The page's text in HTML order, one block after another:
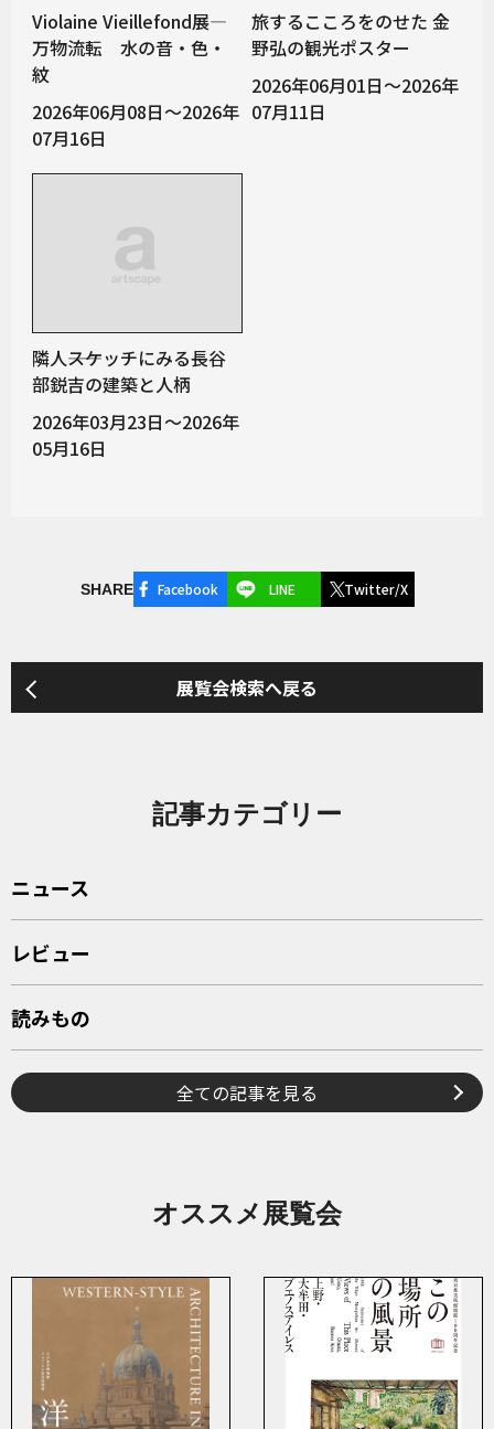
Violaine Vieillefond展―
万物流転 水の音・色・
紋
2026年06月08日～2026年
07月16日
旅するこころをのせた 金
野弘の観光ポスター
2026年06月01日～2026年
07月11日
隣人――スケッチにみる長谷
部鋭吉の建築と人柄
2026年03月23日～2026年
05月16日
SHARE Facebook LINE Twitter/X
展覧会検索へ戻る
記事カテゴリー
ニュース
レビュー
読みもの
全ての記事を見る
オススメ展覧会